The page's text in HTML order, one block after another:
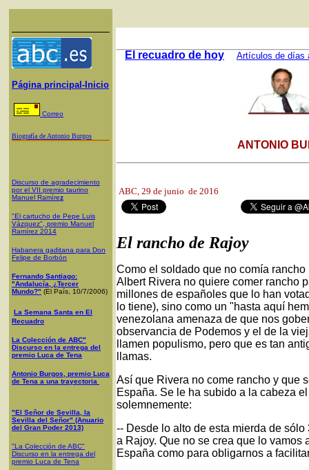
Página principal-Inicio
Correo
Biografía de Antonio Burgos
Discurso de agradecimiento
por el VII premio taurino
Manuel Ramírez
"El cartucho de Pepe Luis
Vázquez", premio Manuel
Ramírez 2014
Habanera gaditana para Don
Felipe de Borbón
Fernando Santiago:
"Andalucía, ¿Tercer
Mundo?" (El País, 10/7/2006)
La Semana Santa en El
Recuadro
La Colección de ABC"
Discurso en la entrega del
premio Luca de Tena
Antonio Burgos, premio Luca
de Tena a una trayectoria
"El Señor de Sevilla, la
Sevilla del Señor" (Anuario
del Gran Poder 2013)
"La Colección de ABC"
Discurso en la entrega del
premio Luca de Tena
El recuadro de hoy Artículos de días
ANTONIO
ABC, 29 de junio de 2016
El rancho de Rajoy
Como el soldado que no comía
Albert Rivera no quiere comer rancho
millones de españoles que lo han
lo tiene), sino como un "hasta aquí
venezolana amenaza de que nos
observancia de Podemos y el de la
llamen populismo, pero que es tan
llamas.
Así que Rivera no come rancho y que
España. Se le ha subido a la cabeza
solemnemente:
-- Desde lo alto de esta mierda de
a Rajoy. Que no se crea que lo
España como para obligarnos a